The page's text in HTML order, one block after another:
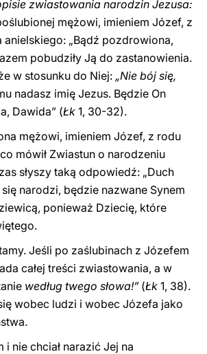
zwiastowania narodzin Jezusa:
mężowi, imieniem Józef, z
anielskiego: „Bądź pozdrowiona,
pobudziły Ją do zastanowienia.
w stosunku do Niej: „Nie bój się,
nadasz imię Jezus. Będzie On
Dawida” (Łk 1, 30-32).
mężowi, imieniem Józef, z rodu
mówił Zwiastun o narodzeniu
słyszy taką odpowiedź: „Duch
narodzi, będzie nazwane Synem
ponieważ Dziecię, które
Jeśli po zaślubinach z Józefem
całej treści zwiastowania, a w
według twego słowa!”(Łk 1, 38).
wobec ludzi i wobec Józefa jako
nie chciał narazić Jej na